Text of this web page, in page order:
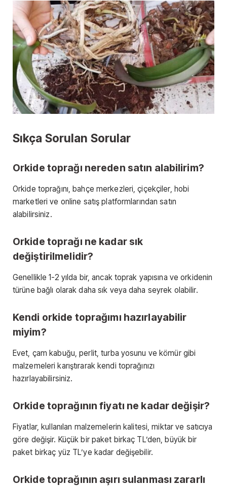
Sıkça Sorulan Sorular
Orkide toprağı nereden satın alabilirim?
Orkide toprağını, bahçe merkezleri, çiçekçiler, hobi
marketleri ve online satış platformlarından satın
alabilirsiniz.
Orkide toprağı ne kadar sık
değiştirilmelidir?
Genellikle 1-2 yılda bir, ancak toprak yapısına ve orkidenin
türüne bağlı olarak daha sık veya daha seyrek olabilir.
Kendi orkide toprağımı hazırlayabilir
miyim?
Evet, çam kabuğu, perlit, turba yosunu ve kömür gibi
malzemeleri karıştırarak kendi toprağınızı
hazırlayabilirsiniz.
Orkide toprağının fiyatı ne kadar değişir?
Fiyatlar, kullanılan malzemelerin kalitesi, miktar ve satıcıya
göre değişir. Küçük bir paket birkaç TL’den, büyük bir
paket birkaç yüz TL’ye kadar değişebilir.
Orkide toprağının aşırı sulanması zararlı